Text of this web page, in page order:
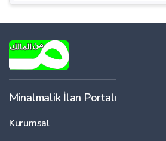
Minalmalik İlan Portalı
Kurumsal